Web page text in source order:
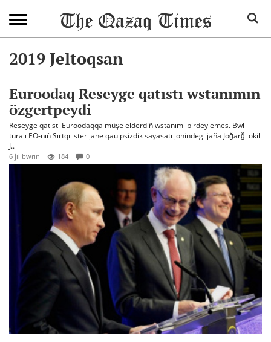
2019 Jeltoqsan
Euroodaq Reseyge qatıstı wstanımın
özgertpeydi
Reseyge qatıstı Euroodaqqa müşe elderdiñ wstanımı birdey emes. Bwl
turalı EO-nıñ Sırtqı ister jäne qauipsizdik sayasatı jönindegi jaña Joğarğı ökili
J..
6 jıl bwrın 184 0